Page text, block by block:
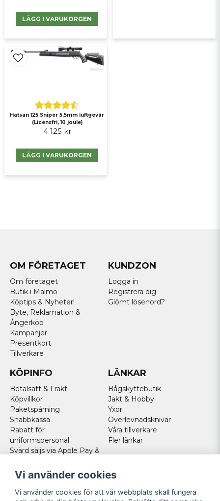
LÄGG I VARUKORGEN
Hatsan 125 Sniper 5,5mm luftgevär
(Licensfri, 10 joule)
4 125 kr
LÄGG I VARUKORGEN
OM FÖRETAGET
Om företaget
Butik i Malmö
Köptips & Nyheter!
Byte, Reklamation &
Ångerköp
Kampanjer
Presentkort
Tillverkare
KUNDZON
Logga in
Registrera dig
Glömt lösenord?
KÖPINFO
Betalsätt & Frakt
Köpvillkor
Paketspårning
Snabbkassa
Rabatt för
uniformspersonal
Svärd säljs via Apple Pay &
Norska kunder
Cookies
LÄNKAR
Bågskyttebutik
Jakt & Hobby
Yxor
Överlevnadsknivar
Våra tillverkare
Fler länkar
Vi använder cookies
Vi använder cookies för att vår webbplats skall fungera